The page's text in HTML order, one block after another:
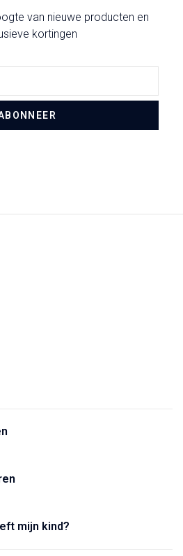
van nieuwe producten en
kortingen
mijn kind?